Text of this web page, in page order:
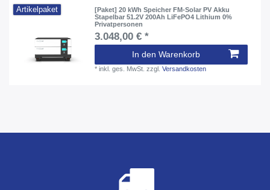
Artikelpaket
[Paket] 20 kWh Speicher FM-Solar PV Akku
Stapelbar 51.2V 200Ah LiFePO4 Lithium 0%
Privatpersonen
3.048,00 € *
In den Warenkorb
*inkl. ges. MwSt. zzgl.Versandkosten